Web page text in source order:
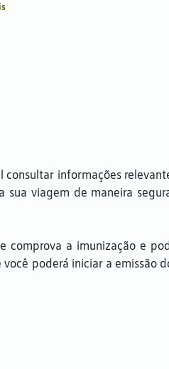
consultar informações
viagem de maneira
comprova a imunização e
você poderá iniciar a emissão